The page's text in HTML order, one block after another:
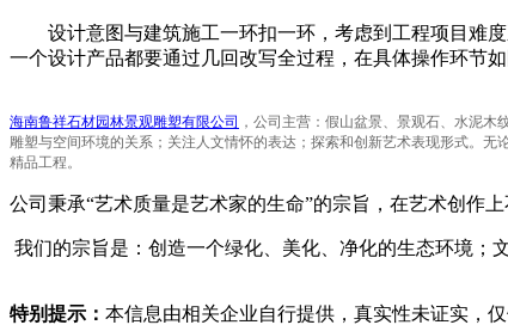
设计意图与建筑施工一环扣一环，考虑到工程项目难度
一个设计产品都要通过几回改写全过程，在具体操作环节
海南鲁祥石材园林景观雕塑有限公司 ，公司主营：假山盆景、景观石、水泥
雕塑与空间环境的关系；关注人文情怀的表达；探索和创新艺术表现形式。
精品工程。
公司秉承“艺术质量是艺术家的生命”的宗旨，在艺术创作
我们的宗旨是：创造一个绿化、美化、净化的生态环境；
特别提示： 本信息由相关企业自行提供，真实性未证实，